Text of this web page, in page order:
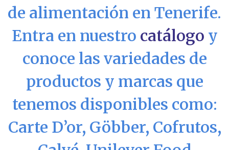
de alimentación en Tenerife.
Entra en nuestro catálogo y
conoce las variedades de
productos y marcas que
tenemos disponibles como:
Carte D’or, Göbber, Cofrutos,